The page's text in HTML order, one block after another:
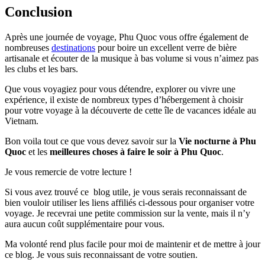
Conclusion
Après une journée de voyage, Phu Quoc vous offre également de
nombreuses destinations pour boire un excellent verre de bière
artisanale et écouter de la musique à bas volume si vous n’aimez pas
les clubs et les bars.
Que vous voyagiez pour vous détendre, explorer ou vivre une
expérience, il existe de nombreux types d’hébergement à choisir
pour votre voyage à la découverte de cette île de vacances idéale au
Vietnam.
Bon voila tout ce que vous devez savoir sur la Vie nocturne à Phu
Quoc et les meilleures choses à faire le soir à Phu Quoc.
Je vous remercie de votre lecture !
Si vous avez trouvé ce blog utile, je vous serais reconnaissant de
bien vouloir utiliser les liens affiliés ci-dessous pour organiser votre
voyage. Je recevrai une petite commission sur la vente, mais il n’y
aura aucun coût supplémentaire pour vous.
Ma volonté rend plus facile pour moi de maintenir et de mettre à jour
ce blog. Je vous suis reconnaissant de votre soutien.